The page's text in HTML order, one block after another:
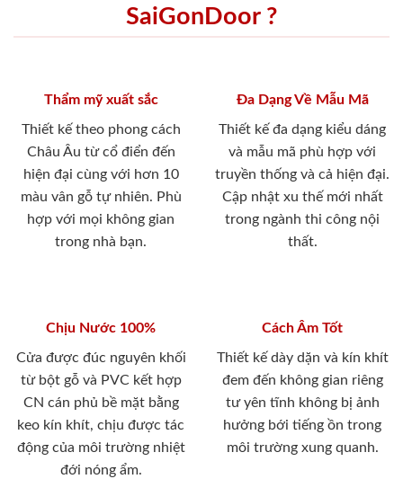
SaiGonDoor ?
Thẩm mỹ xuất sắc
Thiết kế theo phong cách
Châu Âu từ cổ điển đến
hiện đại cùng với hơn 10
màu vân gỗ tự nhiên. Phù
hợp với mọi không gian
trong nhà bạn.
Đa Dạng Về Mẫu Mã
Thiết kế đa dạng kiểu dáng
và mẫu mã phù hợp với
truyền thống và cả hiện đại.
Cập nhật xu thế mới nhất
trong ngành thi công nội
thất.
Chịu Nước 100%
Cửa được đúc nguyên khối
từ bột gỗ và PVC kết hợp
CN cán phủ bề mặt bằng
keo kín khít, chịu được tác
động của môi trường nhiệt
đới nóng ẩm.
Cách Âm Tốt
Thiết kế dày dặn và kín khít
đem đến không gian riêng
tư yên tĩnh không bị ảnh
hưởng bới tiếng ồn trong
môi trường xung quanh.